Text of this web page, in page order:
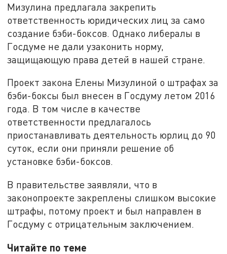
Мизулина предлагала закрепить
ответственность юридических лиц за само
создание бэби-боксов. Однако либералы в
Госдуме не дали узаконить норму,
защищающую права детей в нашей стране.
Проект закона Елены Мизулиной о штрафах за
бэби-боксы был внесен в Госдуму летом 2016
года. В том числе в качестве
ответственности предлагалось
приостанавливать деятельность юрлиц до 90
суток, если они приняли решение об
установке бэби-боксов.
В правительстве заявляли, что в
законопроекте закреплены слишком высокие
штрафы, потому проект и был направлен в
Госдуму с отрицательным заключением.
Читайте по теме